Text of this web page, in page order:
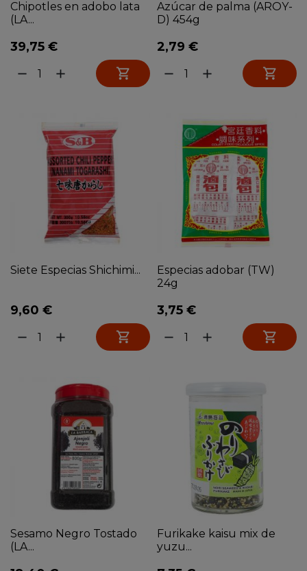
Chipotles en adobo lata
(LA...
39,75 €
remove add 
Azúcar de palma (AROY-
D) 454g
2,79 €
remove add 
Siete Especias Shichimi...
9,60 €
remove add 
Especias adobar (TW)
24g
3,75 €
remove add 
Sesamo Negro Tostado
(LA...
Furikake kaisu mix de
yuzu...